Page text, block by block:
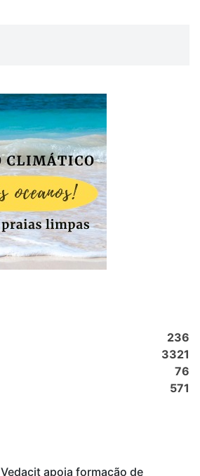
236
3321
76
571
Vedacit apoia formação de